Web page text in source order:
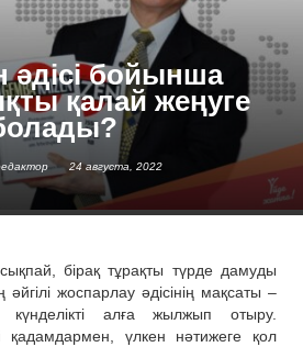
әдісі бойынша
қалай жеңуге
24 августа, 2022
бірақ тұрақты түрде дамуды
жоспарлау әдісінің мақсаты –
күнделікті алға жылжып отыру.
қадамдармен, үлкен нәтижеге қол